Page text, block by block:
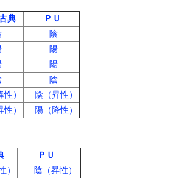
典
ＰＵ
陰
陽
陽
陰
）
陰（昇性）
） 陽（降性）
ＰＵ
陰（昇性）